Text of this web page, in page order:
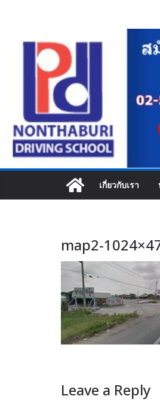
content
เกี่ยวกับเรา
map2-
Leave a Reply